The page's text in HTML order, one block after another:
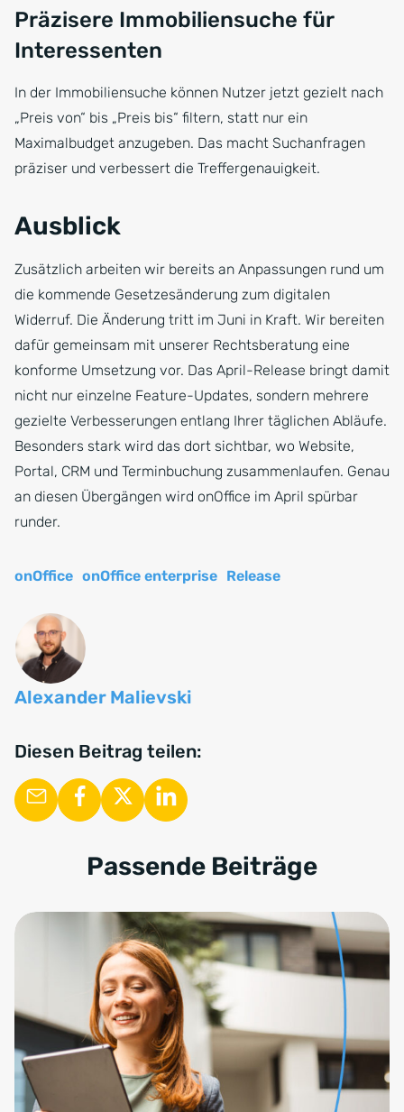
Präzisere Immobiliensuche für
Interessenten
In der Immobiliensuche können Nutzer jetzt gezielt nach
„Preis von“ bis „Preis bis“ filtern, statt nur ein
Maximalbudget anzugeben. Das macht Suchanfragen
präziser und verbessert die Treffergenauigkeit.
Ausblick
Zusätzlich arbeiten wir bereits an Anpassungen rund um
die kommende Gesetzesänderung zum digitalen
Widerruf. Die Änderung tritt im Juni in Kraft. Wir bereiten
dafür gemeinsam mit unserer Rechtsberatung eine
konforme Umsetzung vor. Das April-Release bringt damit
nicht nur einzelne Feature-Updates, sondern mehrere
gezielte Verbesserungen entlang Ihrer täglichen Abläufe.
Besonders stark wird das dort sichtbar, wo Website,
Portal, CRM und Terminbuchung zusammenlaufen. Genau
an diesen Übergängen wird onOffice im April spürbar
runder.
onOffice onOffice enterprise Release
Alexander Malievski
Diesen Beitrag teilen:
Passende Beiträge